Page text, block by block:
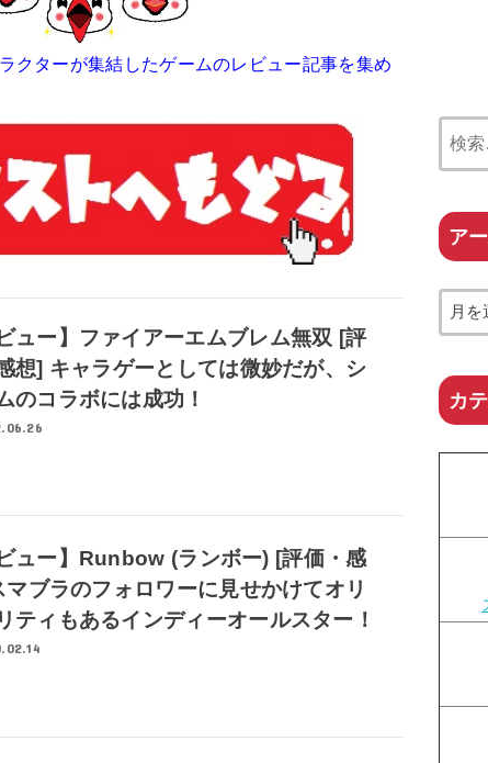
クターが集結したゲームのレビュー記事を集め
ビュー】ファイアーエムブレム無双 [評
想] キャラゲーとしては微妙だが、シ
のコラボには成功！
ビュー】Runbow (ランボー) [評価・感
マブラのフォロワーに見せかけてオリ
ティもあるインディーオールスター！
ア
カ